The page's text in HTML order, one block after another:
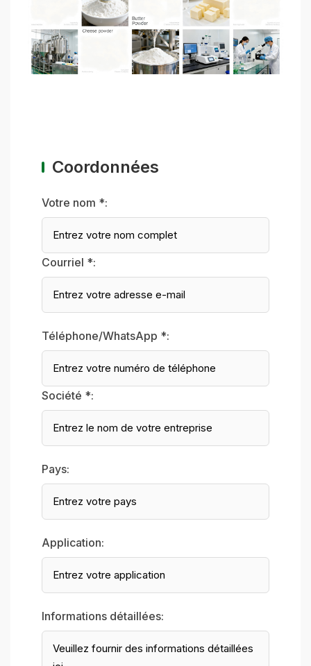
Coordonnées
Votre nom *:
Courriel *:
Téléphone/WhatsApp *:
Société *:
Pays:
Application:
Informations détaillées: